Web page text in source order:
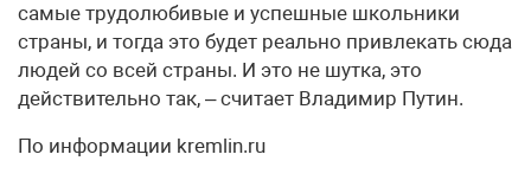
самые трудолюбивые и успешные школьники
страны, и тогда это будет реально привлекать сюда
людей со всей страны. И это не шутка, это
действительно так, – считает Владимир Путин.
По информации kremlin.ru